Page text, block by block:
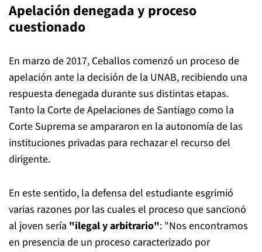
Apelación denegada y proceso
cuestionado
En marzo de 2017, Ceballos comenzó un proceso de
apelación ante la decisión de la UNAB, recibiendo una
respuesta denegada durante sus distintas etapas.
Tanto la Corte de Apelaciones de Santiago como la
Corte Suprema se ampararon en la autonomía de las
instituciones privadas para rechazar el recurso del
dirigente.
En este sentido, la defensa del estudiante esgrimió
varias razones por las cuales el proceso que sancionó
al joven sería "ilegal y arbitrario": "Nos encontramos
en presencia de un proceso caracterizado por